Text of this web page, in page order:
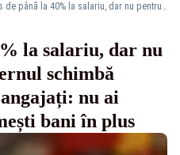
Bonus de până la 40% la salariu, dar nu pentru oricine. Guvernul schimbă regulile pentru unii angajați: nu ai perfomanță, nu primești bani în plus
la salariu, dar nu
schimbă
nu ai
bani în plus